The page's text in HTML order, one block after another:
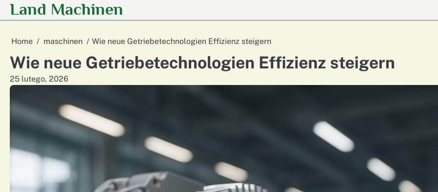
SkipLand Machinen
Home maschinen Wie neue Getriebetechnologien Effizienz steigern
Wie neue Getriebetechnologien Effizienz steigern
25 lutego, 2026